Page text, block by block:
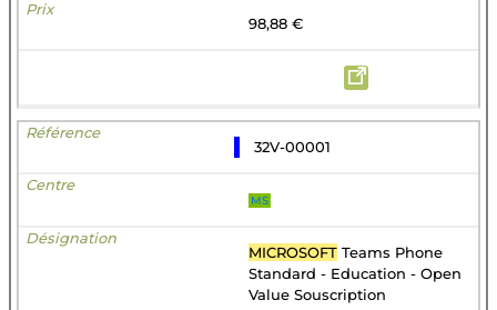
98,88 €
32V-00001
MS
MICROSOFT Teams Phone
Standard - Education - Open
Value Souscription